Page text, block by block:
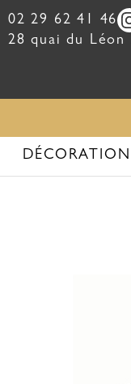
02 29 62 41 46
28 quai du Léon
DÉCORATION